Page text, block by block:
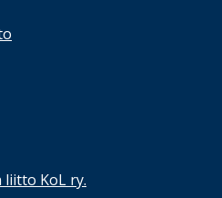
liitto KoL ry.